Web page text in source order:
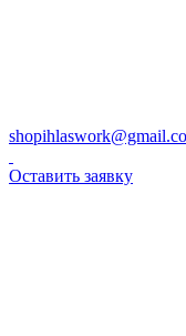
Оставить заявку